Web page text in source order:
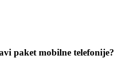
paket mobilne telefonije?